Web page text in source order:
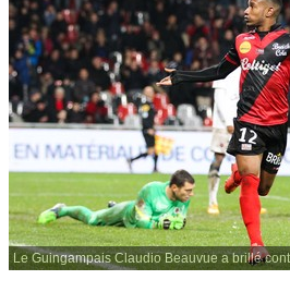
Le Guingampais Claudio Beauvue a brillé